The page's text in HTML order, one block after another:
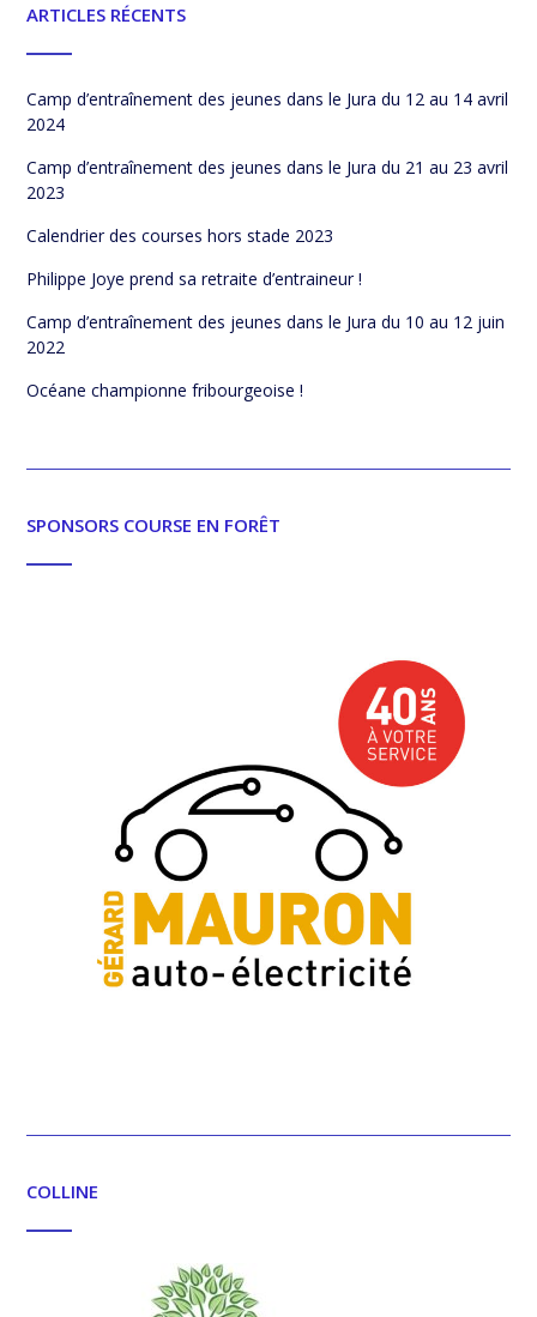
ARTICLES RÉCENTS
Camp d’entraînement des jeunes dans le Jura du 12 au 14 avril
2024
Camp d’entraînement des jeunes dans le Jura du 21 au 23 avril
2023
Calendrier des courses hors stade 2023
Philippe Joye prend sa retraite d’entraineur !
Camp d’entraînement des jeunes dans le Jura du 10 au 12 juin
2022
Océane championne fribourgeoise !
SPONSORS COURSE EN FORÊT
COLLINE